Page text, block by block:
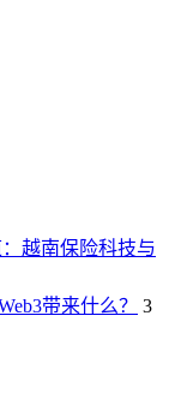
越南保险科技与
带来什么？
3